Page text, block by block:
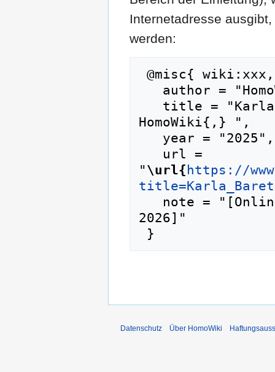
Internetadresse
werden:
HomoWiki{,} ",
"\url{ https://
2026]"
Datenschutz Über HomoWiki